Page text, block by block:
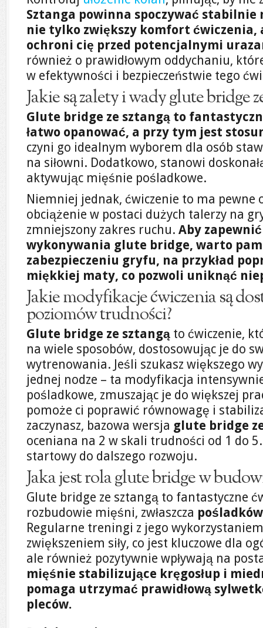
Sztanga powinna spoczywać
nie tylko zwiększy komfort ćwiczenia,
ochroni cię przed potencjalnymi
również o prawidłowym oddychaniu,
w efektywności i bezpieczeństwie tego
Jakie są zalety i wady glute bridge
Glute bridge ze sztangą to
łatwo opanować, a przy tym jest
czyni go idealnym wyborem dla osób
na siłowni. Dodatkowo, stanowi
aktywując mięśnie pośladkowe.
Niemniej jednak, ćwiczenie to ma pewne
obciążenie w postaci dużych talerzy na
zmniejszony zakres ruchu. Aby
wykonywania glute bridge, warto
zabezpieczeniu gryfu, na przykład
miękkiej maty, co pozwoli uniknąć
Jakie modyfikacje ćwiczenia są
poziomów trudności?
Glute bridge ze sztangą to ćwiczenie,
na wiele sposobów, dostosowując je do
wytrenowania. Jeśli szukasz większego
jednej nodze – ta modyfikacja
pośladkowe, zmuszając je do większej
pomoże ci poprawić równowagę i
zaczynasz, bazowa wersja glute bridge
oceniana na 2 w skali trudności od 1 do
startowy do dalszego rozwoju.
Jaka jest rola glute bridge w
Glute bridge ze sztangą to fantastyczne
rozbudowie mięśni, zwłaszcza
Regularne treningi z jego
zwiększeniem siły, co jest kluczowe dla
ale również pozytywnie wpływają na
mięśnie stabilizujące kręgosłup i
pomaga utrzymać prawidłową
pleców.